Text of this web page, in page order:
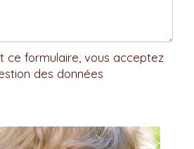
ce formulaire, vous acceptez
des données